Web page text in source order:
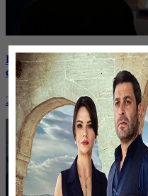
Бірнеше отбасын алдаған
сотталып жатыр
26 января, 19:36